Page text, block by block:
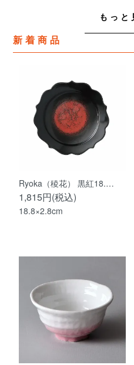
もっと
新着商品
Ryoka（稜花） 黒紅18.…
1,815円(税込)
18.8×2.8cm